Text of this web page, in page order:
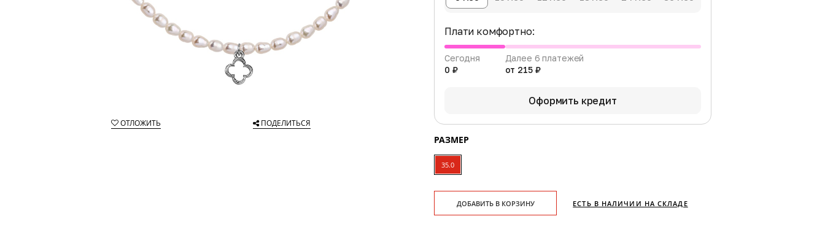
ОТЛОЖИТЬ ПОДЕЛИТЬСЯ
Плати комфортно:
Сегодня
0 ₽
Далее 6 платежей
от 215 ₽
Оформить кредит
РАЗМЕР
35.0
ДОБАВИТЬ В КОРЗИНУ ЕСТЬ В НАЛИЧИИ НА СКЛАДЕ